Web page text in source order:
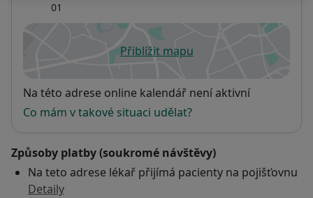
01
Přiblížit mapuse otevře v nové záložce
Dostupnost
Na této adrese online kalendář není aktivní
Co mám v takové situaci udělat?
Způsoby platby (soukromé návštěvy)
Na teto adrese lékař přijímá pacienty na pojišťovnu
Detaily